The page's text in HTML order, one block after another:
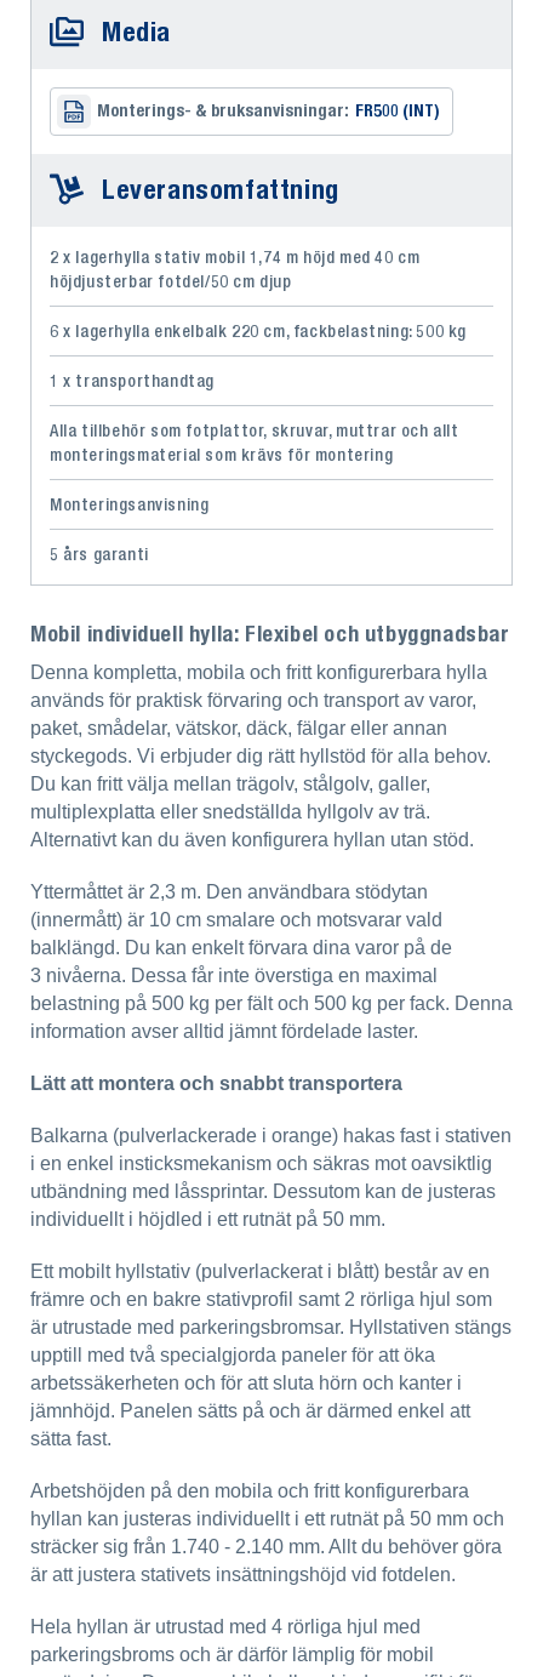
Media
Monterings- & bruksanvisningar: FR500 (INT)
Leveransomfattning
2 x lagerhylla stativ mobil 1,74 m höjd med 40 cm
höjdjusterbar fotdel/50 cm djup
6 x lagerhylla enkelbalk 220 cm, fackbelastning: 500 kg
1 x transporthandtag
Alla tillbehör som fotplattor, skruvar, muttrar och allt
monteringsmaterial som krävs för montering
Monteringsanvisning
5 års garanti
Mobil individuell hylla: Flexibel och utbyggnadsbar
Denna kompletta, mobila och fritt konfigurerbara hylla
används för praktisk förvaring och transport av varor,
paket, smådelar, vätskor, däck, fälgar eller annan
styckegods. Vi erbjuder dig rätt hyllstöd för alla behov.
Du kan fritt välja mellan trägolv, stålgolv, galler,
multiplexplatta eller snedställda hyllgolv av trä.
Alternativt kan du även konfigurera hyllan utan stöd.
Yttermåttet är 2,3 m. Den användbara stödytan
(innermått) är 10 cm smalare och motsvarar vald
balklängd. Du kan enkelt förvara dina varor på de
3 nivåerna. Dessa får inte överstiga en maximal
belastning på 500 kg per fält och 500 kg per fack. Denna
information avser alltid jämnt fördelade laster.
Lätt att montera och snabbt transportera
Balkarna (pulverlackerade i orange) hakas fast i stativen
i en enkel insticksmekanism och säkras mot oavsiktlig
utbändning med låssprintar. Dessutom kan de justeras
individuellt i höjdled i ett rutnät på 50 mm.
Ett mobilt hyllstativ (pulverlackerat i blått) består av en
främre och en bakre stativprofil samt 2 rörliga hjul som
är utrustade med parkeringsbromsar. Hyllstativen stängs
upptill med två specialgjorda paneler för att öka
arbetssäkerheten och för att sluta hörn och kanter i
jämnhöjd. Panelen sätts på och är därmed enkel att
sätta fast.
Arbetshöjden på den mobila och fritt konfigurerbara
hyllan kan justeras individuellt i ett rutnät på 50 mm och
sträcker sig från 1.740 - 2.140 mm. Allt du behöver göra
är att justera stativets insättningshöjd vid fotdelen.
Hela hyllan är utrustad med 4 rörliga hjul med
parkeringsbroms och är därför lämplig för mobil